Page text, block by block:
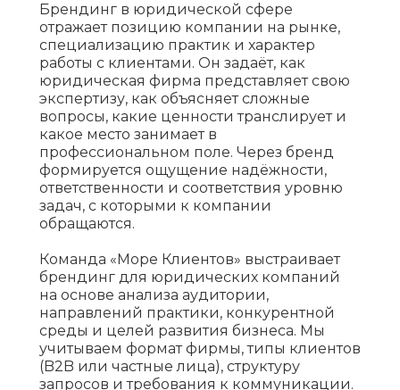
Брендинг в юридической сфере
отражает позицию компании на рынке,
специализацию практик и характер
работы с клиентами. Он задаёт, как
юридическая фирма представляет свою
экспертизу, как объясняет сложные
вопросы, какие ценности транслирует и
какое место занимает в
профессиональном поле. Через бренд
формируется ощущение надёжности,
ответственности и соответствия уровню
задач, с которыми к компании
обращаются.
Команда «Море Клиентов» выстраивает
брендинг для юридических компаний
на основе анализа аудитории,
направлений практики, конкурентной
среды и целей развития бизнеса. Мы
учитываем формат фирмы, типы клиентов
(B2B или частные лица), структуру
запросов и требования к коммуникации.